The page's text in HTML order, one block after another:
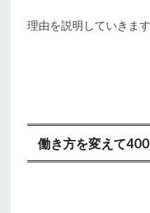
理由を説明していきます
働き方を変えて